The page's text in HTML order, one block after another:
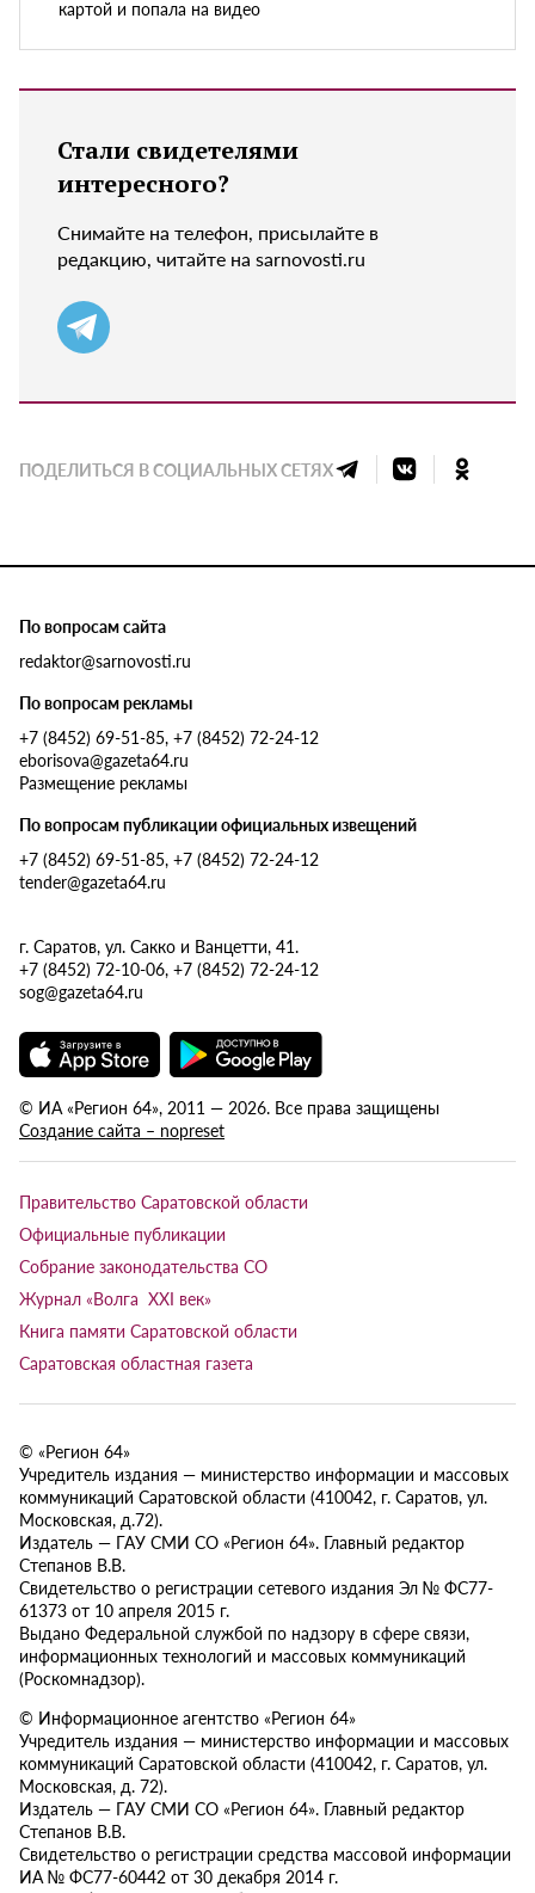
картой и попала на видео
Стали свидетелями
интересного?
Снимайте на телефон, присылайте в
редакцию, читайте на sarnovosti.ru
ПОДЕЛИТЬСЯ В СОЦИАЛЬНЫХ СЕТЯХ
По вопросам сайта
redaktor@sarnovosti.ru
По вопросам рекламы
+7 (8452) 69-51-85, +7 (8452) 72-24-12
eborisova@gazeta64.ru
Размещение рекламы
По вопросам публикации официальных извещений
+7 (8452) 69-51-85, +7 (8452) 72-24-12
tender@gazeta64.ru
г. Саратов, ул. Сакко и Ванцетти, 41.
+7 (8452) 72-10-06, +7 (8452) 72-24-12
sog@gazeta64.ru
© ИА «Регион 64», 2011 — 2026. Все права защищены
Создание сайта – nopreset
Правительство Саратовской области
Официальные публикации
Собрание законодательства СО
Журнал «Волга XXI век»
Книга памяти Саратовской области
Саратовская областная газета
© «Регион 64»
Учредитель издания — министерство информации и массовых
коммуникаций Саратовской области (410042, г. Саратов, ул.
Московская, д.72).
Издатель — ГАУ СМИ СО «Регион 64». Главный редактор
Степанов В.В.
Свидетельство о регистрации сетевого издания Эл № ФС77-
61373 от 10 апреля 2015 г.
Выдано Федеральной службой по надзору в сфере связи,
информационных технологий и массовых коммуникаций
(Роскомнадзор).
© Информационное агентство «Регион 64»
Учредитель издания — министерство информации и массовых
коммуникаций Саратовской области (410042, г. Саратов, ул.
Московская, д. 72).
Издатель — ГАУ СМИ СО «Регион 64». Главный редактор
Степанов В.В.
Свидетельство о регистрации средства массовой информации
ИА № ФС77-60442 от 30 декабря 2014 г.